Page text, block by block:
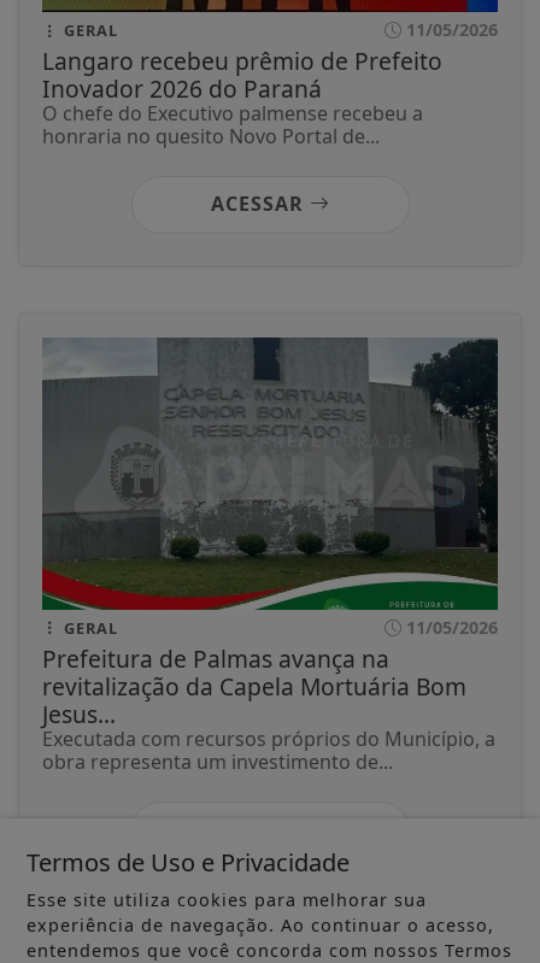
GERAL 11/05/2026
Langaro recebeu prêmio de Prefeito
Inovador 2026 do Paraná
O chefe do Executivo palmense recebeu a
honraria no quesito Novo Portal de...
ACESSAR
GERAL 11/05/2026
Prefeitura de Palmas avança na
revitalização da Capela Mortuária Bom
Jesus...
Executada com recursos próprios do Município, a
obra representa um investimento de...
Termos de Uso e Privacidade
Esse site utiliza cookies para melhorar sua
experiência de navegação. Ao continuar o acesso,
entendemos que você concorda com nossos Termos